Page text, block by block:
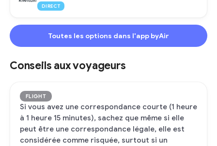
DIRECT
Toutes les options dans l'app byAir
Conseils aux voyageurs
FLIGHT
Si vous avez une correspondance courte (1 heure
à 1 heure 15 minutes), sachez que même si elle
peut être une correspondance légale, elle est
considérée comme risquée, surtout si un